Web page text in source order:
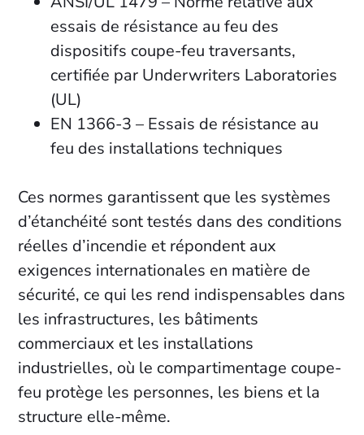
essais de résistance au feu des
dispositifs coupe-feu traversants,
certifiée par Underwriters Laboratories
(UL)
EN 1366-3 – Essais de résistance au
feu des installations techniques
Ces normes garantissent que les systèmes
d’étanchéité sont testés dans des conditions
réelles d’incendie et répondent aux
exigences internationales en matière de
sécurité, ce qui les rend indispensables dans
les infrastructures, les bâtiments
commerciaux et les installations
industrielles, où le compartimentage coupe-
feu protège les personnes, les biens et la
structure elle-même.